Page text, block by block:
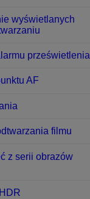
wyświetlanych
prześwietlenia
AF
filmu
z serii obrazów